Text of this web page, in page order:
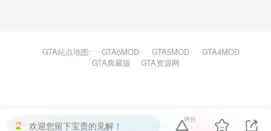
GTA站点地图: GTA6MOD GTA5MOD
GTA4MOD
GTA典藏版
GTA资源网
欢迎您留下宝贵的见解！
评分
本站主题由Zibll子比主题强力驱动 联系作者